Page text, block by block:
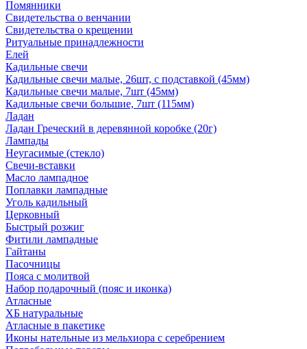
Помянники
Свидетельства о венчании
Свидетельства о крещении
Ритуальные принадлежности
Елей
Кадильные свечи
Кадильные свечи малые, 26шт, с подставкой (45мм)
Кадильные свечи малые, 7шт (45мм)
Кадильные свечи большие, 7шт (115мм)
Ладан
Ладан Греческий в деревянной коробке (20г)
Лампады
Неугасимые (стекло)
Свечи-вставки
Масло лампадное
Поплавки лампадные
Уголь кадильный
Церковный
Быстрый розжиг
Фитили лампадные
Гайтаны
Пасочницы
Пояса с молитвой
Набор подарочный (пояс и иконка)
Атласные
ХБ натуральные
Атласные в пакетике
Иконы нательные из мельхиора с серебрением